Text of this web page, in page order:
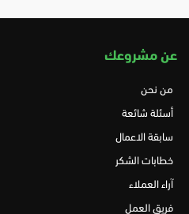
عن مشروعك
من نحن
أسئلة شائعة
سابقة الاعمال
خطابات الشكر
آراء العملاء
فريق العمل